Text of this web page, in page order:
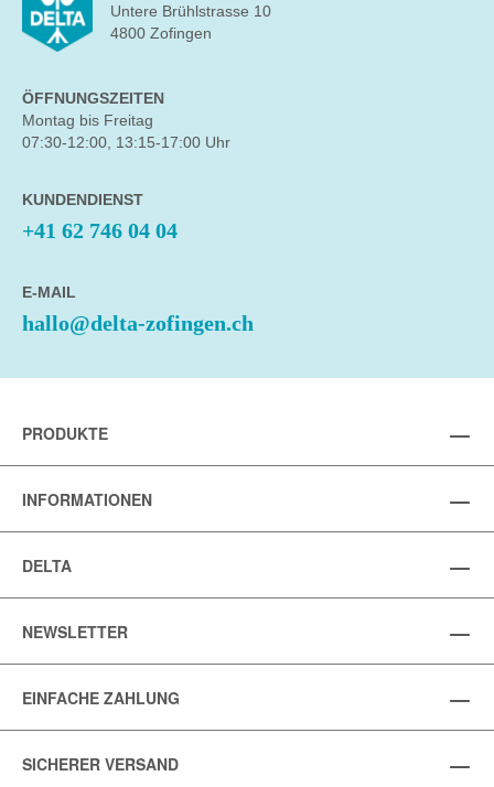
Untere Brühlstrasse 10
4800 Zofingen
ÖFFNUNGSZEITEN
Montag bis Freitag
07:30-12:00, 13:15-17:00 Uhr
KUNDENDIENST
+41 62 746 04 04
E-MAIL
hallo@delta-zofingen.ch
PRODUKTE
INFORMATIONEN
DELTA
NEWSLETTER
EINFACHE ZAHLUNG
SICHERER VERSAND